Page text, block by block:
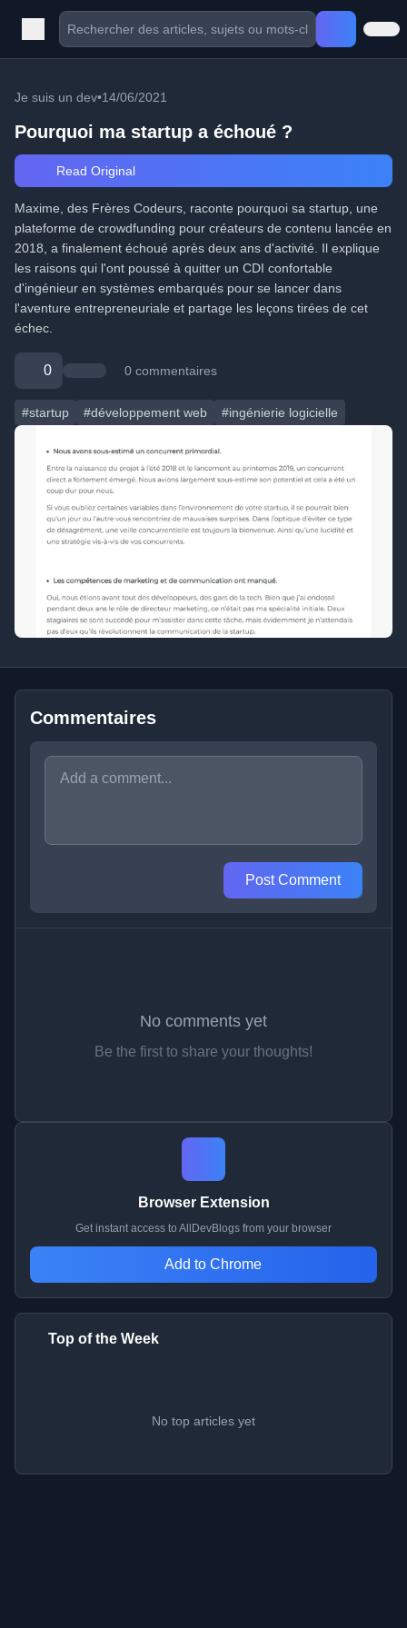
Je suis un dev•14/06/2021
Pourquoi ma startup a échoué ?
Read Original
Maxime, des Frères Codeurs, raconte pourquoi sa startup, une
plateforme de crowdfunding pour créateurs de contenu lancée en
2018, a finalement échoué après deux ans d'activité. Il explique
les raisons qui l'ont poussé à quitter un CDI confortable
d'ingénieur en systèmes embarqués pour se lancer dans
l'aventure entrepreneuriale et partage les leçons tirées de cet
échec.
0 0 commentaires
#startup #développement web #ingénierie logicielle
Commentaires
Post Comment
No comments yet
Be the first to share your thoughts!
Browser Extension
Get instant access to AllDevBlogs from your browser
Add to Chrome
Top of the Week
No top articles yet